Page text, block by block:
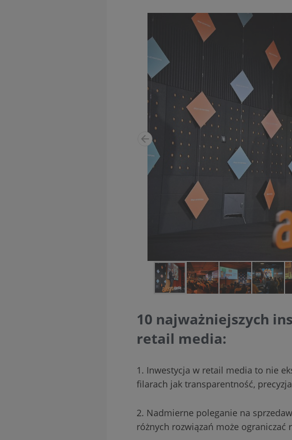
10 najważniejszych
retail media:
1. Inwestycja w retail media to nie
filarach jak transparentność,
2. Nadmierne poleganie na
różnych rozwiązań może ograniczać